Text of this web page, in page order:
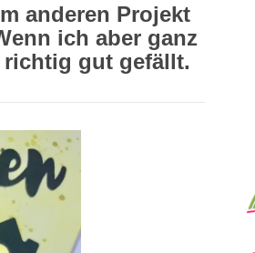
anderen Projekt
ich aber ganz
gut gefällt.